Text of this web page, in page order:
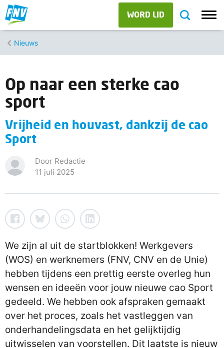
WORD LID
Nieuws
Op naar een sterke cao
sport
Vrijheid en houvast, dankzij de cao
Sport
Door Redactie
11 juli 2025
We zijn al uit de startblokken! Werkgevers
(WOS) en werknemers (FNV, CNV en de Unie)
hebben tijdens een prettig eerste overleg hun
wensen en ideeën voor jouw nieuwe cao Sport
gedeeld. We hebben ook afspraken gemaakt
over het proces, zoals het vastleggen van
onderhandelingsdata en het gelijktijdig
uitwisselen van voorstellen. Dit laatste is nieuw